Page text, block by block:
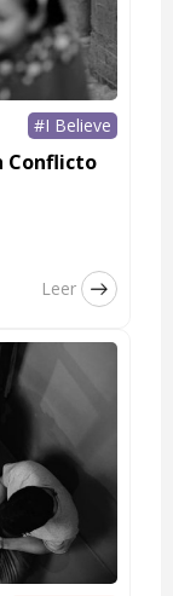
#I Believe
Conflicto
Leer